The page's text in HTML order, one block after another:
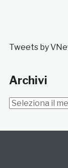
Tweets by
Archivi
Archivi